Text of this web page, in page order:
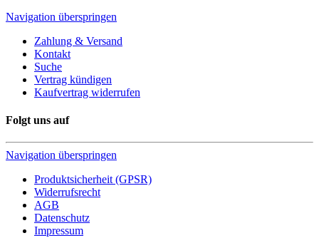
Navigation überspringen
Zahlung & Versand
Kontakt
Suche
Vertrag kündigen
Kaufvertrag widerrufen
Folgt uns auf
Navigation überspringen
Produktsicherheit (GPSR)
Widerrufsrecht
AGB
Datenschutz
Impressum